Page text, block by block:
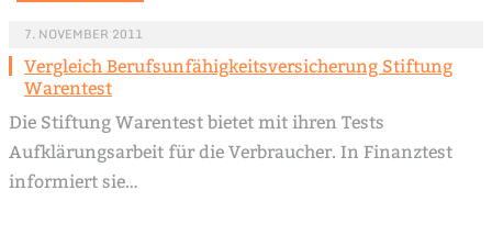
7. NOVEMBER 2011
Vergleich Berufsunfähigkeitsversicherung Stiftung
Warentest
Die Stiftung Warentest bietet mit ihren Tests
Aufklärungsarbeit für die Verbraucher. In Finanztest
informiert sie…